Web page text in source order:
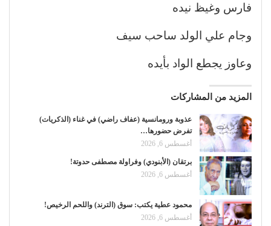
فارس وغيظ نيده
وجام علي الولد ساحب سيف
وعاوز يجطع الواد بأيده
المزيد من المشاركات
عذوبة ورومانسية (عفاف راضي) في غناء (الذكريات)
تفرض حضورها…
أغسطس 6, 2026
برتقان (الأبنودي) وفراولة مصطفى حدوتة!
أغسطس 6, 2026
محمود عطية يكتب: سوق (الترند) واللحم الرخيص!
أغسطس 6, 2026